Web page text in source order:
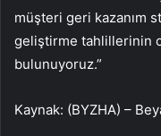
müşteri geri kazanım
geliştirme tahlillerinin
bulunuyoruz.”
Kaynak: (BYZHA) –